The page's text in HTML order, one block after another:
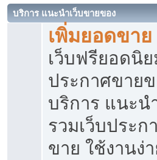
บริการ แนะนำเว็บขายของ
เพิ่มยอดขา
เว็บฟรียอดนิ
ประกาศขาย
บริการ แนะน
รวมเว็บประก
ขาย ใช้งานง่